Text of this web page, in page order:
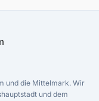
und die Mittelmark. Wir
und dem